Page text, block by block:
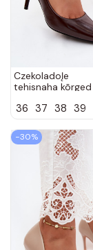
CzekoladoĮe
tehisnaha kõrged
lakiefektiga
36 37 38 39
−30%